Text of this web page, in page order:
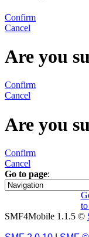
Confirm
Cancel
Are you
Confirm
Cancel
Are you
Confirm
Cancel
Go to page:
1
SMF4Mobile 1.1.5 ©